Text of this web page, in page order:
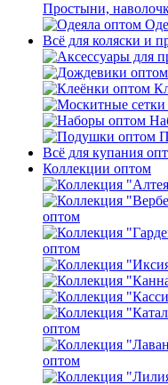
Простыни,
Всё для коляски и
Всё для купания
Коллекции оптом
оптом
оптом
оптом
оптом